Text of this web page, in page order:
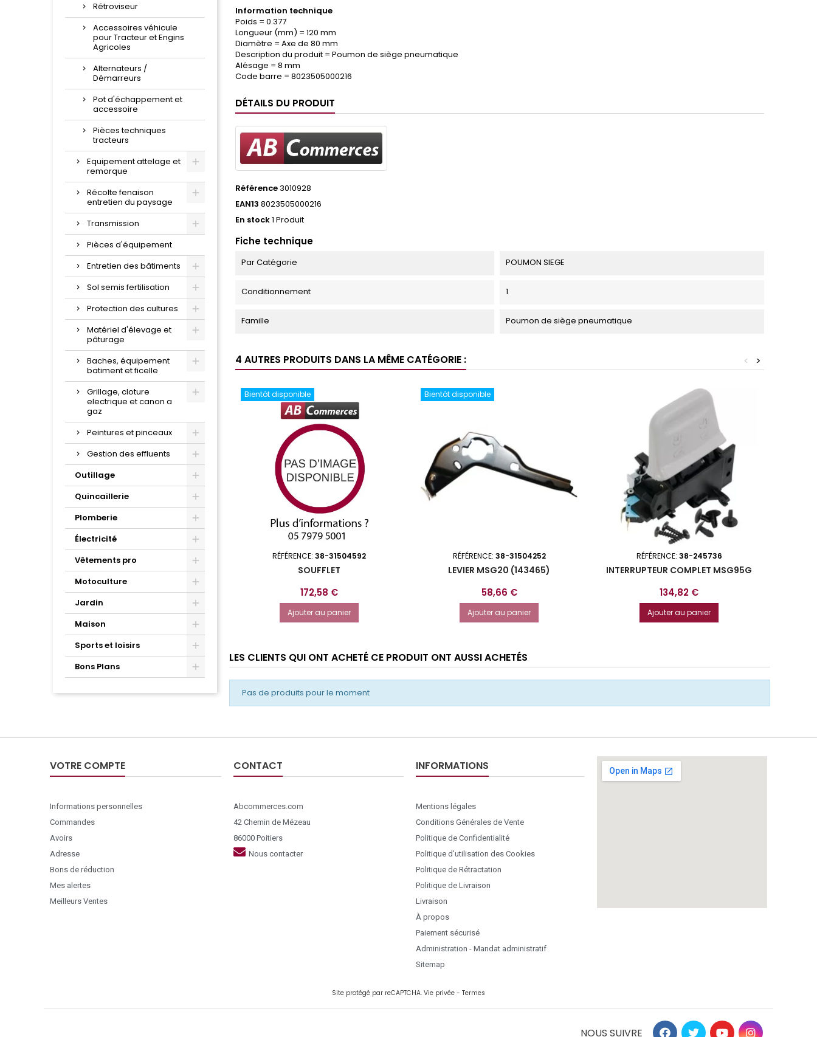
Rétroviseur
Accessoires véhicule
pour Tracteur et Engins
Agricoles
Alternateurs /
Démarreurs
Pot d'échappement et
accessoire
Pièces techniques
tracteurs
Equipement attelage et
remorque
Récolte fenaison
entretien du paysage
Transmission
Pièces d'équipement
Entretien des bâtiments
Sol semis fertilisation
Protection des cultures
Matériel d'élevage et
pâturage
Baches, équipement
batiment et ficelle
Grillage, cloture
electrique et canon a
gaz
Peintures et pinceaux
Gestion des effluents
Outillage
Quincaillerie
Plomberie
Électricité
Vêtements pro
Motoculture
Jardin
Maison
Sports et loisirs
Bons Plans
Information technique
Poids = 0.377
Longueur (mm) = 120 mm
Diamètre = Axe de 80 mm
Description du produit = Poumon de siège pneumatique
Alésage = 8 mm
Code barre = 8023505000216
DÉTAILS DU PRODUIT
Référence3010928
EAN13 8023505000216
En stock1 Produit
Fiche technique
Par Catégorie POUMON SIEGE
Conditionnement 1
Famille Poumon de siège pneumatique
4 AUTRES PRODUITS DANS LA MÊME CATÉGORIE : >
<
Bientôt disponible
RÉFÉRENCE: 38-31504592
SOUFFLET
Prix
172,58 €
Ajouter au panier
Bientôt disponible
RÉFÉRENCE: 38-31504252
LEVIER MSG20 (143465)
Prix
58,66 €
Ajouter au panier
RÉFÉRENCE: 38-245736
INTERRUPTEUR COMPLET MSG95G
Prix
134,82 €
Ajouter au panier
LES CLIENTS QUI ONT ACHETÉ CE PRODUIT ONT AUSSI ACHETÉS
Pas de produits pour le moment
VOTRE COMPTE
Informations personnelles
Commandes
Avoirs
Adresse
Bons de réduction
Mes alertes
Meilleurs Ventes
CONTACT
Abcommerces.com
42 Chemin de Mézeau
86000 Poitiers
Nous contacter
INFORMATIONS
Mentions légales
Conditions Générales de Vente
Politique de Confidentialité
Politique d’utilisation des Cookies
Politique de Rétractation
Politique de Livraison
Livraison
À propos
Paiement sécurisé
Administration - Mandat administratif
Sitemap
Site protégé par reCAPTCHA. Vie privée - Termes
NOUS SUIVRE